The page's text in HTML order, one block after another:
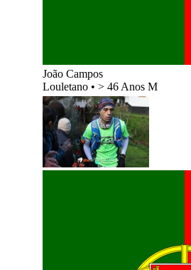
João Campos
Louletano • > 46 Anos M